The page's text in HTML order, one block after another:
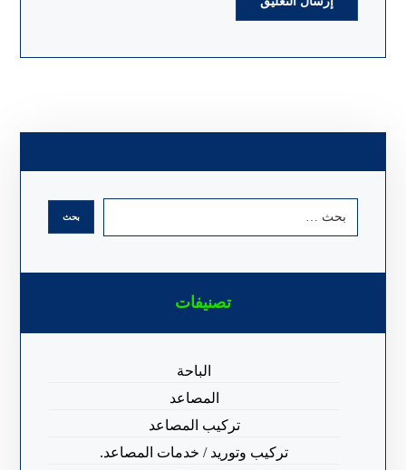
تصنيفات
الباحة
المصاعد
تركيب المصاعد
تركيب وتوريد / خدمات المصاعد.